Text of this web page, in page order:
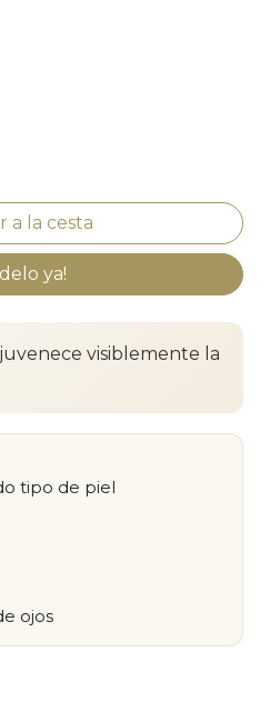
ya!
visiblemente la
tipo de piel
ojos